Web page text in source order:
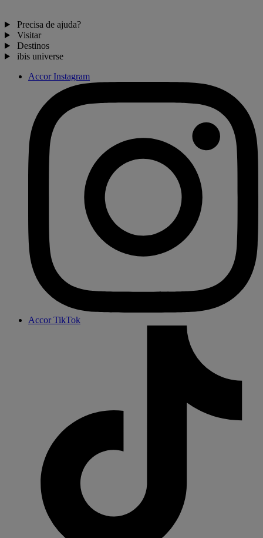
Precisa de ajuda?
Visitar
Destinos
ibis universe
Accor Instagram
Accor TikTok